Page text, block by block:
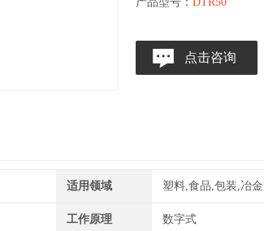
点击咨询
适用领域 塑料,食品,包装,冶
工作原理 数字式